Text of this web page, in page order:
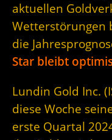
aktuellen
Wetterstörungen
die
Star bleibt
Lundin Gold Inc.
diese Woche
erste Quartal